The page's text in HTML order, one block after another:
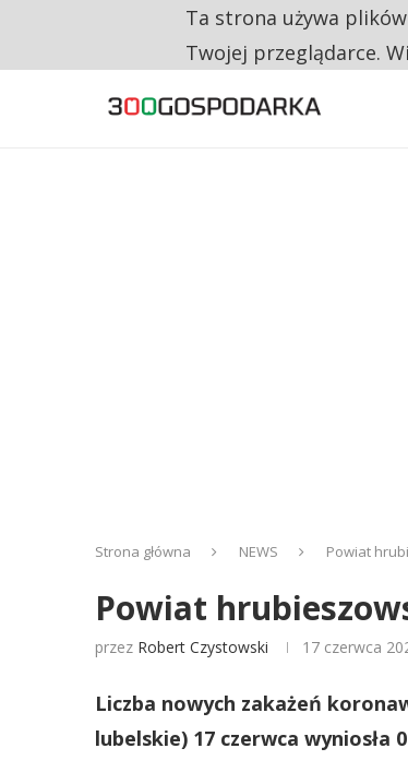
CO TRZECIĄ ZŁOTÓWKĘ Z
Strona główna NEWS Powiat
Powiat
przez Robert Czystowski 17 czerwca
Liczba nowych zakażeń
lubelskie) 17 czerwca
Ta strona używa
Twojej przeglądarce.